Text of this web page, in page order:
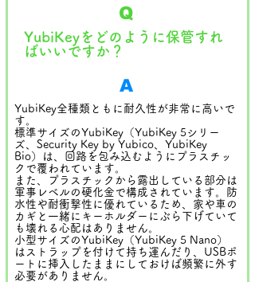
Q
YubiKeyをどのように保管すれ
ばいいですか？
A
YubiKey全種類ともに耐久性が非常に高いで
す。
標準サイズのYubiKey（YubiKey 5シリー
ズ、Security Key by Yubico、YubiKey
Bio）は、回路を包み込むようにプラスチッ
クで覆われています。
また、プラスチックから露出している部分は
軍事レベルの硬化金で構成されています。防
水性や耐衝撃性に優れているため、家や車の
カギと一緒にキーホルダーにぶら下げていて
も壊れる心配はありません。
小型サイズのYubiKey（YubiKey 5 Nano）
はストラップを付けて持ち運んだり、USBポ
ートに挿入したままにしておけば頻繁に外す
必要がありません。